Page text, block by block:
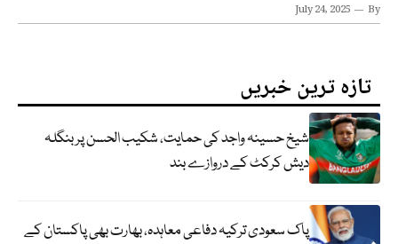
July 24, 2025 By
تازہ ترین خبریں
شیخ حسینہ واجد کی حمایت، شکیب الحسن پر بنگلہ
دیش کرکٹ کے دروازے بند
پاک سعودی ترکیہ دفاعی معاہدہ، بھارت بھی پاکستان کے